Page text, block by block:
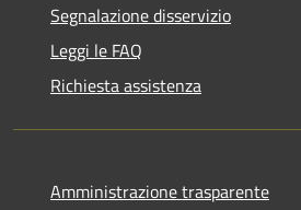
Segnalazione disservizio
Leggi le FAQ
Richiesta assistenza
Amministrazione trasparente